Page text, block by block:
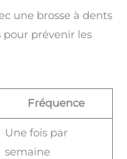
une brosse à dents
prévenir les
Fréquence
Une fois par
semaine